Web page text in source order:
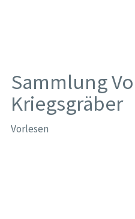
Sammlung
Kriegsgräber
Vorlesen